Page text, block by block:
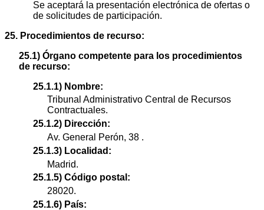
Se aceptará la presentación electrónica de ofertas o
de solicitudes de participación.
25. Procedimientos de recurso:
25.1) Órgano competente para los procedimientos
de recurso:
25.1.1) Nombre:
Tribunal Administrativo Central de Recursos
Contractuales.
25.1.2) Dirección:
Av. General Perón, 38 .
25.1.3) Localidad:
Madrid.
25.1.5) Código postal:
28020.
25.1.6) País: